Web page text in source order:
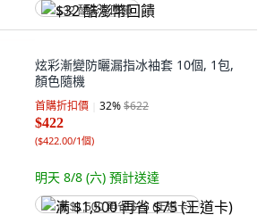
$32 酷澎幣回饋
炫彩漸變防曬漏指冰袖套 10個, 1包,
顏色隨機
首購折扣價 32%$622
$422
($422.00/1個)
明天 8/8 (六) 預計送達
满 $1,500 再省 $75 (王道卡)